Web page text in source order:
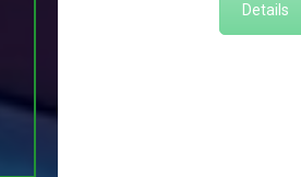
Details